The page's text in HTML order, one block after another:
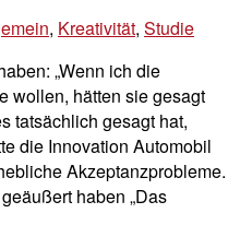
, Kreativität, Studie
„Wenn ich die
wollen, hätten sie gesagt
tatsächlich gesagt hat,
die Innovation Automobil
Akzeptanzprobleme.
haben „Das